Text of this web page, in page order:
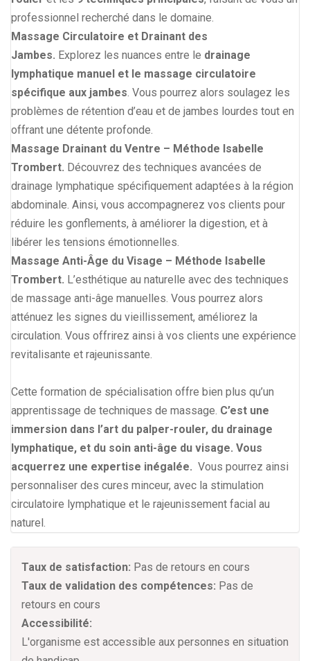
professionnel recherché dans le domaine.
Massage Circulatoire et Drainant des
Jambes. Explorez les nuances entre le drainage
lymphatique manuel et le massage circulatoire
spécifique aux jambes. Vous pourrez alors soulagez les
problèmes de rétention d’eau et de jambes lourdes tout en
offrant une détente profonde.
Massage Drainant du Ventre – Méthode Isabelle
Trombert. Découvrez des techniques avancées de
drainage lymphatique spécifiquement adaptées à la région
abdominale. Ainsi, vous accompagnerez vos clients pour
réduire les gonflements, à améliorer la digestion, et à
libérer les tensions émotionnelles.
Massage Anti-Âge du Visage – Méthode Isabelle
Trombert. L’esthétique au naturelle avec des techniques
de massage anti-âge manuelles. Vous pourrez alors
atténuez les signes du vieillissement, améliorez la
circulation. Vous offrirez ainsi à vos clients une expérience
revitalisante et rajeunissante.
Cette formation de spécialisation offre bien plus qu’un
apprentissage de techniques de massage. C’est une
immersion dans l’art du palper-rouler, du drainage
lymphatique, et du soin anti-âge du visage. Vous
acquerrez une expertise inégalée. Vous pourrez ainsi
personnaliser des cures minceur, avec la stimulation
circulatoire lymphatique et le rajeunissement facial au
naturel.
Taux de satisfaction: Pas de retours en cours
Taux de validation des compétences: Pas de
retours en cours
Accessibilité:
L'organisme est accessible aux personnes en situation